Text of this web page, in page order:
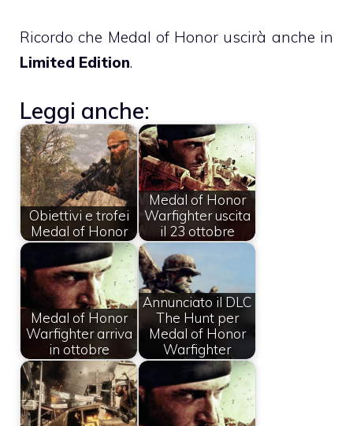
Ricordo che Medal of Honor uscirà anche in
Limited Edition.
Leggi anche:
Obiettivi e trofei
Medal of Honor
Medal of Honor
Warfighter uscita
il 23 ottobre
Medal of Honor
Warfighter arriva
in ottobre
Annunciato il DLC
The Hunt per
Medal of Honor
Warfighter